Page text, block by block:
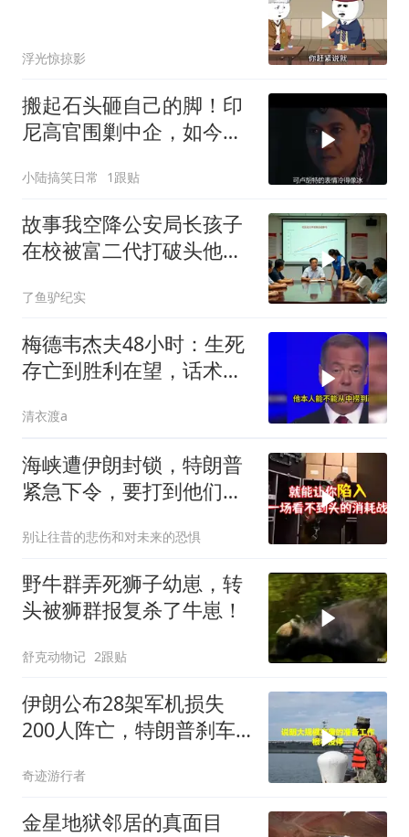
浮光惊掠影
搬起石头砸自己的脚！印
尼高官围剿中企，如今烂
小陆搞笑日常 1跟贴
故事我空降公安局长孩子
在校被富二代打破头他爹
了鱼驴纪实
梅德韦杰夫48小时：生死
存亡到胜利在望，话术变
清衣渡a
海峡遭伊朗封锁，特朗普
紧急下令，要打到他们承
别让往昔的悲伤和对未来的恐惧
野牛群弄死狮子幼崽，转
头被狮群报复杀了牛崽！
舒克动物记 2跟贴
伊朗公布28架军机损失
200人阵亡，特朗普刹车
奇迹游行者
金星地狱邻居的真面目